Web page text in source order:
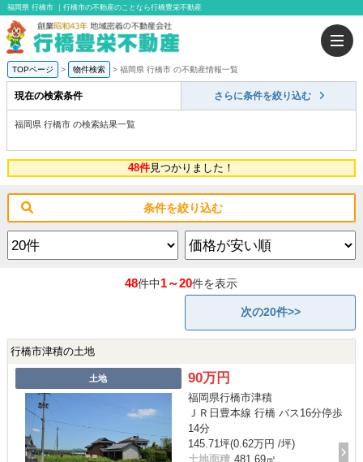
福岡県 行橋市 ｜行橋市の不動産のことなら行橋豊栄不動産
TOPページ 物件検索 福岡県 行橋市 の不動産情報一覧
現在の検索条件 さらに条件を絞り込む
福岡県 行橋市 の検索結果一覧
48件見つかりました！
条件を絞り込む
48件中1～20件を表示
次の20件>>
行橋市津積の土地
土地 90万円
福岡県行橋市津積
ＪＲ日豊本線 行橋 バス16分停歩
14分
145.71坪(0.62万円 /坪)
土地面積 481.69㎡